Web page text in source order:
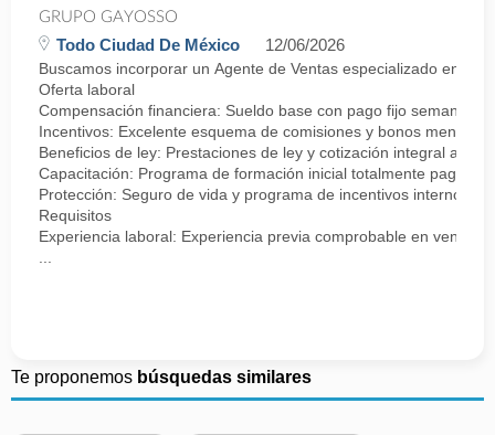
GRUPO GAYOSSO
Todo Ciudad De México 12/06/2026
Buscamos incorporar un Agente de Ventas especializado en
Oferta laboral
Compensación financiera: Sueldo base con pago fijo semanal.
Incentivos: Excelente esquema de comisiones y bonos
Beneficios de ley: Prestaciones de ley y cotización integral ante
Capacitación: Programa de formación inicial totalmente pagado.
Protección: Seguro de vida y programa de incentivos internos.
Requisitos
Experiencia laboral: Experiencia previa comprobable en
Te proponemos búsquedas similares